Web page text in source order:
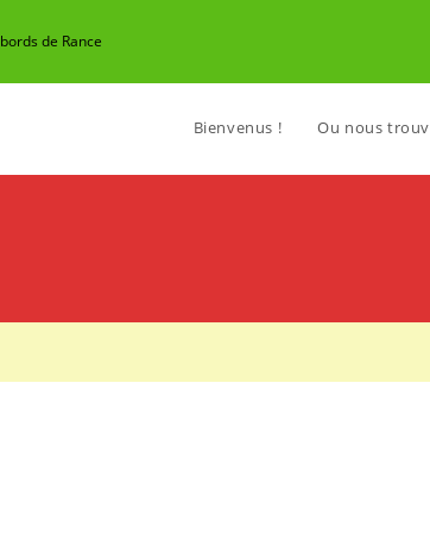
de Rance
Bienvenus ! Ou nous